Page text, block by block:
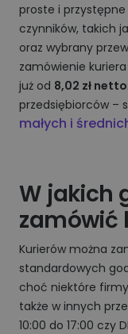
proste i przystępne
czynników, takich
oraz wybrany
zamówienie
już od 8,02 zł netto
przedsiębiorców –
małych i
W jakich
zamówić
Kurierów można
standardowych
choć niektóre
także w innych
10:00 do 17:00 czy